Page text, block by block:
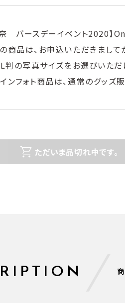
奈 バースデーイベント2020
商品は、お申込いただきまして
の写真サイズをお選びいただ
ンフォト商品は、通常のグッズ
ただいま品切れ中です。